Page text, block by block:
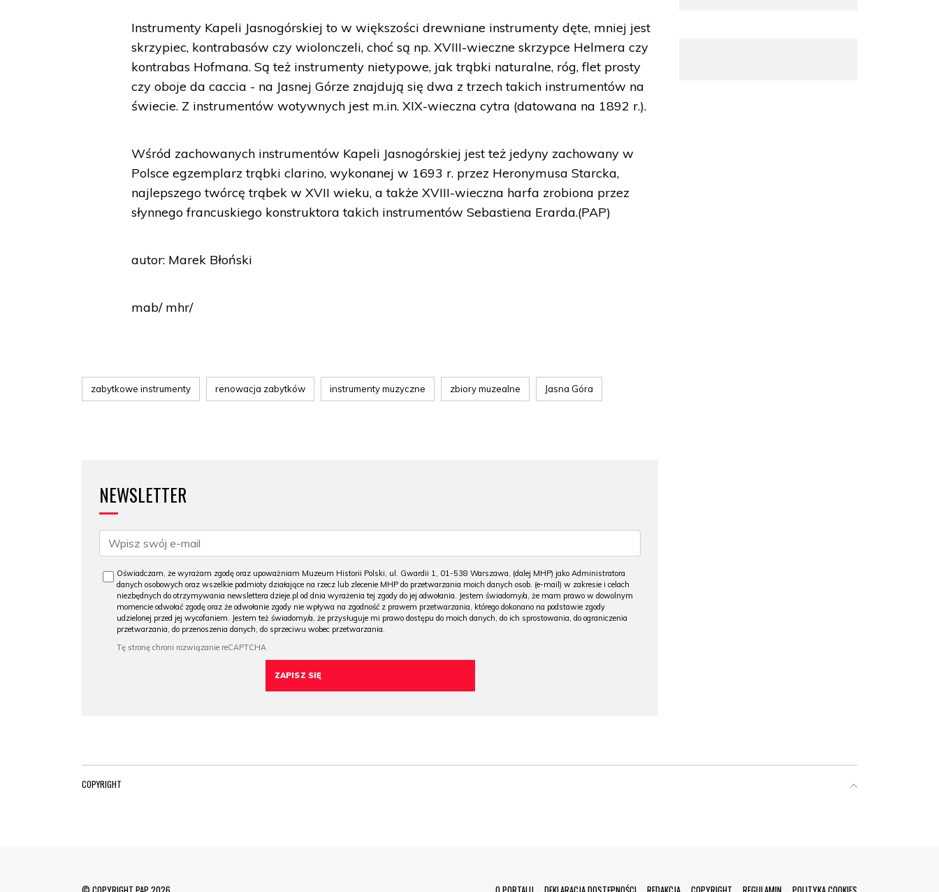
Instrumenty Kapeli Jasnogórskiej to w większości drewniane instrumenty dęte, mniej jest
skrzypiec, kontrabasów czy wiolonczeli, choć są np. XVIII-wieczne skrzypce Helmera czy
kontrabas Hofmana. Są też instrumenty nietypowe, jak trąbki naturalne, róg, flet prosty
czy oboje da caccia - na Jasnej Górze znajdują się dwa z trzech takich instrumentów na
świecie. Z instrumentów wotywnych jest m.in. XIX-wieczna cytra (datowana na 1892 r.).
Wśród zachowanych instrumentów Kapeli Jasnogórskiej jest też jedyny zachowany w
Polsce egzemplarz trąbki clarino, wykonanej w 1693 r. przez Heronymusa Starcka,
najlepszego twórcę trąbek w XVII wieku, a także XVIII-wieczna harfa zrobiona przez
słynnego francuskiego konstruktora takich instrumentów Sebastiena Erarda.(PAP)
autor: Marek Błoński
mab/ mhr/
zabytkowe instrumenty renowacja zabytków instrumenty muzyczne zbiory muzealne Jasna Góra
NEWSLETTER
Oświadczam, że wyrażam zgodę oraz upoważniam Muzeum Historii Polski, ul. Gwardii 1, 01-538 Warszawa, (dalej MHP) jako Administratora
danych osobowych oraz wszelkie podmioty działające na rzecz lub zlecenie MHP do przetwarzania moich danych osob. (e-mail) w zakresie i celach
niezbędnych do otrzymywania newslettera dzieje.pl od dnia wyrażenia tej zgody do jej odwołania. Jestem świadomy/a, że mam prawo w dowolnym
momencie odwołać zgodę oraz że odwołanie zgody nie wpływa na zgodność z prawem przetwarzania, którego dokonano na podstawie zgody
udzielonej przed jej wycofaniem. Jestem też świadomy/a, że przysługuje mi prawo dostępu do moich danych, do ich sprostowania, do ograniczenia
przetwarzania, do przenoszenia danych, do sprzeciwu wobec przetwarzania.
COPYRIGHT